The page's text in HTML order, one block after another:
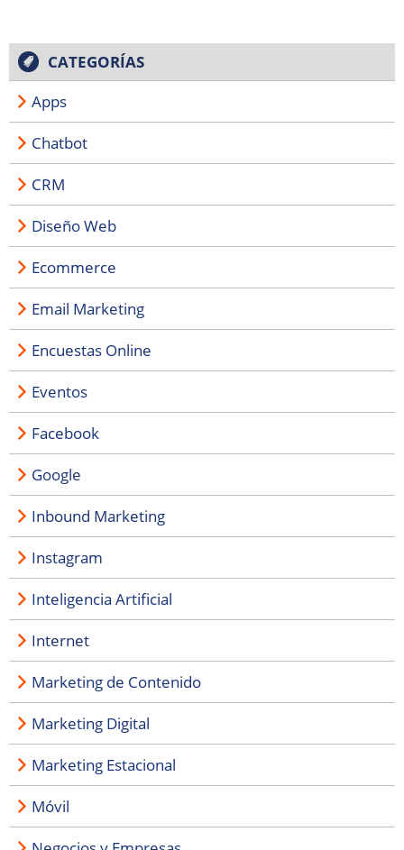
CATEGORÍAS
Apps
Chatbot
CRM
Diseño Web
Ecommerce
Email Marketing
Encuestas Online
Eventos
Facebook
Google
Inbound Marketing
Instagram
Inteligencia Artificial
Internet
Marketing de Contenido
Marketing Digital
Marketing Estacional
Móvil